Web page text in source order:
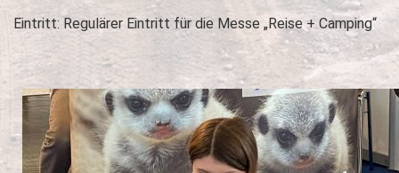
Eintritt: Regulärer Eintritt für die Messe „Reise + Camping“